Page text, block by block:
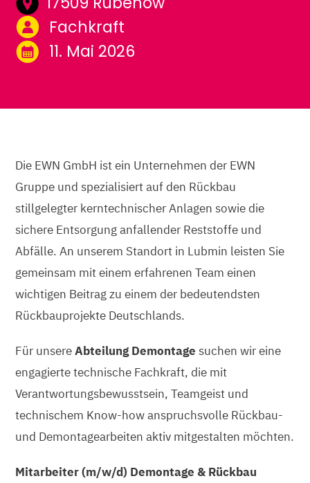
Fachkraft
11. Mai 2026
Die EWN GmbH ist ein Unternehmen der EWN
Gruppe und spezialisiert auf den Rückbau
stillgelegter kerntechnischer Anlagen sowie die
sichere Entsorgung anfallender Reststoffe und
Abfälle. An unserem Standort in Lubmin leisten Sie
gemeinsam mit einem erfahrenen Team einen
wichtigen Beitrag zu einem der bedeutendsten
Rückbauprojekte Deutschlands.
Für unsereAbteilung Demontage suchen wir eine
engagierte technische Fachkraft, die mit
Verantwortungsbewusstsein, Teamgeist und
technischem Know-how anspruchsvolle Rückbau-
und Demontagearbeiten aktiv mitgestalten möchten.
Mitarbeiter (m/w/d) Demontage & Rückbau